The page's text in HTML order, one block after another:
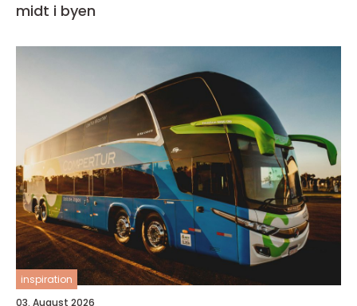
midt i byen
inspiration
03. August 2026